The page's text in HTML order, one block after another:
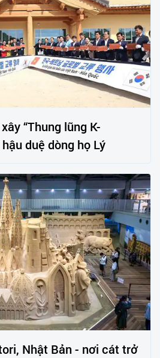
“Thung lũng K-
duệ dòng họ Lý
Nhật Bản - nơi cát trở